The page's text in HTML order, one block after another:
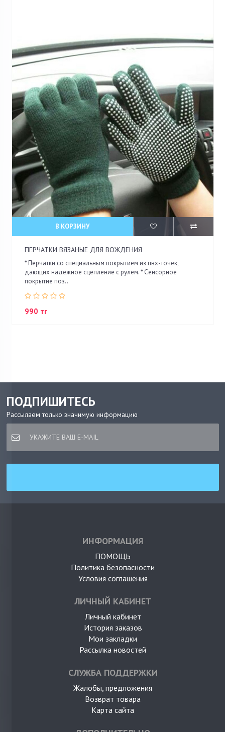
В КОРЗИНУ
ПЕРЧАТКИ ВЯЗАНЫЕ ДЛЯ ВОЖДЕНИЯ
* Перчатки со специальным покрытием из пвх-точек,
дающих надежное сцепление с рулем. * Сенсорное
покрытие поз..
990 тг
ПОДПИШИТЕСЬ
Рассылаем только значимую информацию
ИНФОРМАЦИЯ
ПОМОЩЬ
Политика безопасности
Условия соглашения
ЛИЧНЫЙ КАБИНЕТ
Личный кабинет
История заказов
Мои закладки
Рассылка новостей
СЛУЖБА ПОДДЕРЖКИ
Жалобы, предложения
Возврат товара
Карта сайта